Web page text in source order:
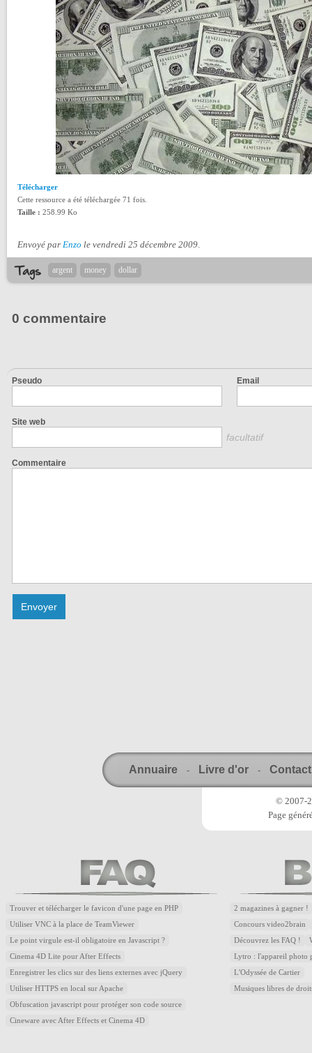
Télécharger
Cette ressource a été téléchargée 71 fois.
Taille : 258.99 Ko
Envoyé par Enzo le vendredi 25 décembre 2009.
argent money dollar
0 commentaire
Pseudo Email
Site web
facultatif
Commentaire
Annuaire - Livre d'or - Contact
© 2007-
Page
Trouver et télécharger le favicon d'une page en PHP
Utiliser VNC à la place de TeamViewer
Le point virgule est-il obligatoire en Javascript ?
Cinema 4D Lite pour After Effects
Enregistrer les clics sur des liens externes avec jQuery
Utiliser HTTPS en local sur Apache
Obfuscation javascript pour protéger son code source
Cineware avec After Effects et Cinema 4D
2 magazines à gagner !
Concours video2brain
Découvrez les FAQ !
Lytro : l'appareil photo
L'Odyssée de Cartier
Musiques libres de